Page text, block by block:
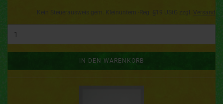
IN DEN WARENKORB